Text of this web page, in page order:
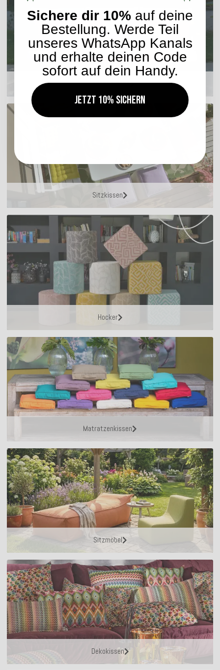
Outdoor Kissen
Sitzkissen
Hocker
Matratzenkissen
Sitzmöbel
Dekokissen
Sichere dir 10% auf deine
Bestellung. Werde Teil
unseres WhatsApp Kanals
und erhalte deinen Code
sofort auf dein Handy.
Jetzt 10% sichern